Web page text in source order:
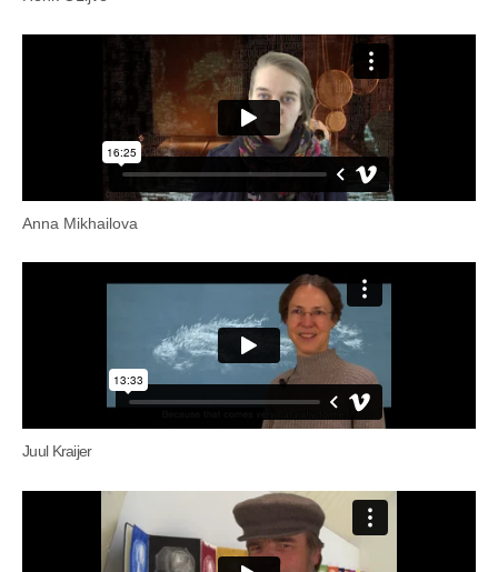
Anna Mikhailova
Juul Kraijer